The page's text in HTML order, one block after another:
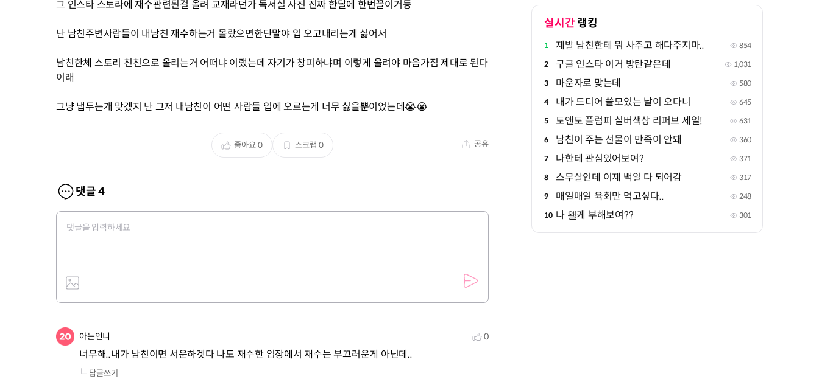
그 인스타 스토라에 재수관련된걸 올려 교재라던가 독서실 사진 진짜 한달에 한번꼴이거등
난 남친주변사람들이 내남친 재수하는거 몰랐으면한단말야 입 오고내리는게 싫어서
남친한체 스토리 친친으로 올리는거 어떠냐 이랬는데 자기가 창피하냐며 이렇게 올려야 마음가짐 제대로 된다
이래
그냥 냅두는개 맞겠지 난 그저 내남친이 어떤 사람들 입에 오르는게 너무 싫을뿐이었는데😭😭
좋아요0 스크랩 0 공유
댓글4
아는언니 0
너무해..내가 남친이면 서운하겟다 나도 재수한 입장에서 재수는 부끄러운게 아닌데..
답글쓰기
실시간 랭킹
1 제발 남친한테 뭐 사주고 해다주지마.. 854
2 구글 인스타 이거 방탄같은데 1,031
3 마운자로 맞는데 580
4 내가 드디어 쓸모있는 날이 오다니 645
5 토앤토 플럼피 실버색상 리퍼브 세일! 631
6 남친이 주는 선물이 만족이 안돼 360
7 나한테 관심있어보여? 371
8 스무살인데 이제 백일 다 되어감 317
9 매일매일 육회만 먹고싶다.. 248
10 나 왤케 부해보여?? 301